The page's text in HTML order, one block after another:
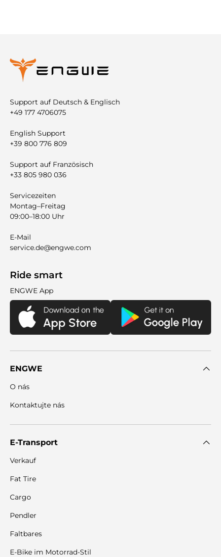
Support auf Deutsch & Englisch
+49 177 4706075
English Support
+39 800 776 809
Support auf Französisch
+33 805 980 036
Servicezeiten
Montag–Freitag
09:00–18:00 Uhr
E-Mail
service.de@engwe.com
Ride smart
ENGWE App
ENGWE
O nás
Kontaktujte nás
E-Transport
Verkauf
Fat Tire
Cargo
Pendler
Faltbares
E-Bike im Motorrad-Stil